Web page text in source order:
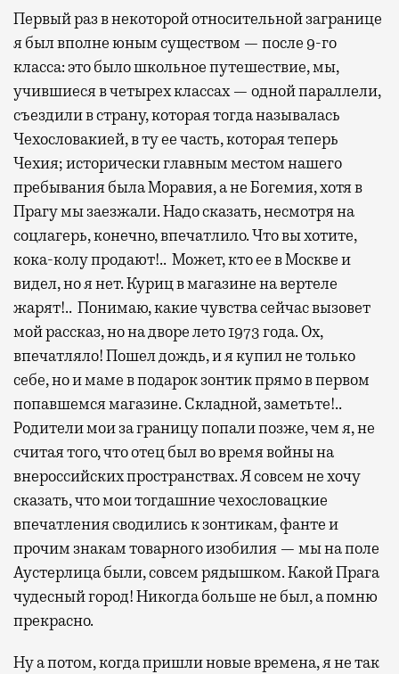
Первый раз в некоторой относительной загранице
я был вполне юным существом — после 9-го
класса: это было школьное путешествие, мы,
учившиеся в четырех классах — одной параллели,
съездили в страну, которая тогда называлась
Чехословакией, в ту ее часть, которая теперь
Чехия; исторически главным местом нашего
пребывания была Моравия, а не Богемия, хотя в
Прагу мы заезжали. Надо сказать, несмотря на
соцлагерь, конечно, впечатлило. Что вы хотите,
кока-колу продают!.. Может, кто ее в Москве и
видел, но я нет. Куриц в магазине на вертеле
жарят!.. Понимаю, какие чувства сейчас вызовет
мой рассказ, но на дворе лето 1973 года. Ох,
впечатляло! Пошел дождь, и я купил не только
себе, но и маме в подарок зонтик прямо в первом
попавшемся магазине. Складной, заметьте!..
Родители мои за границу попали позже, чем я, не
считая того, что отец был во время войны на
внероссийских пространствах. Я совсем не хочу
сказать, что мои тогдашние чехословацкие
впечатления сводились к зонтикам, фанте и
прочим знакам товарного изобилия — мы на поле
Аустерлица были, совсем рядышком. Какой Прага
чудесный город! Никогда больше не был, а помню
прекрасно.
Ну а потом, когда пришли новые времена, я не так